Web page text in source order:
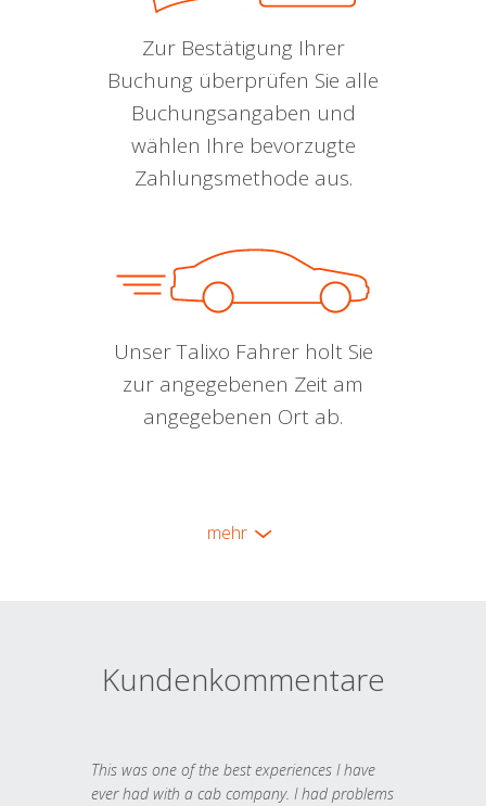
Zur Bestätigung Ihrer
Buchung überprüfen Sie alle
Buchungsangaben und
wählen Ihre bevorzugte
Zahlungsmethode aus.
Unser Talixo Fahrer holt Sie
zur angegebenen Zeit am
angegebenen Ort ab.
mehr
Kundenkommentare
This was one of the best experiences I have
ever had with a cab company. I had problems